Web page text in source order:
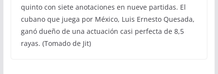
quinto con siete anotaciones en nueve partidas. El
cubano que juega por México, Luis Ernesto Quesada,
ganó dueño de una actuación casi perfecta de 8,5
rayas. (Tomado de Jit)